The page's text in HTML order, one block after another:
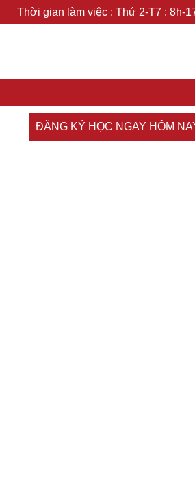
Thời gian làm việc : Thứ 2-T7 : 8h-
ĐĂNG KÝ HỌC NGAY HÔM